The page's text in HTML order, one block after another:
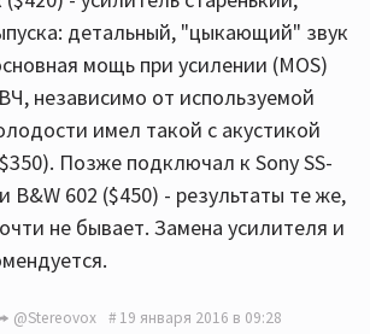
детальный, "цыкающий" звук
мощь при усилении (MOS)
независимо от используемой
имел такой с акустикой
Позже подключал к Sony SS-
B&W 602 ($450) - результаты те же,
не бывает. Замена усилителя и
@Stereovox 19 января 2016 в 09:28